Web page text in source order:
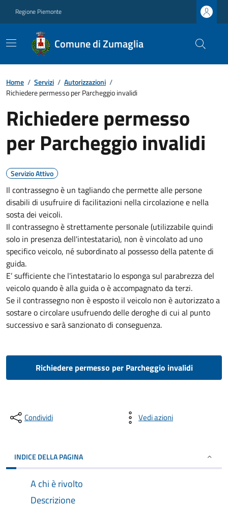
Regione Piemonte
Comune di Zumaglia
Home / Servizi / Autorizzazioni /
Richiedere permesso per Parcheggio invalidi
Richiedere permesso
per Parcheggio invalidi
Servizio Attivo
Il contrassegno è un tagliando che permette alle persone
disabili di usufruire di facilitazioni nella circolazione e nella
sosta dei veicoli.
Il contrassegno è strettamente personale (utilizzabile quindi
solo in presenza dell'intestatario), non è vincolato ad uno
specifico veicolo, né subordinato al possesso della patente di
guida.
E’ sufficiente che l'intestatario lo esponga sul parabrezza del
veicolo quando è alla guida o è accompagnato da terzi.
Se il contrassegno non è esposto il veicolo non è autorizzato a
sostare o circolare usufruendo delle deroghe di cui al punto
successivo e sarà sanzionato di conseguenza.
Richiedere permesso per Parcheggio invalidi
Condividi Vedi azioni
INDICE DELLA PAGINA
A chi è rivolto
Descrizione